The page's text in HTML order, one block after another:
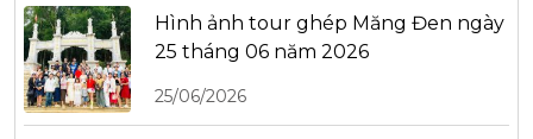
Hình ảnh tour ghép Măng Đen ngày
25 tháng 06 năm 2026
25/06/2026